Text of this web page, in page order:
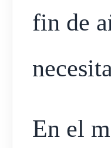
fin de
En el